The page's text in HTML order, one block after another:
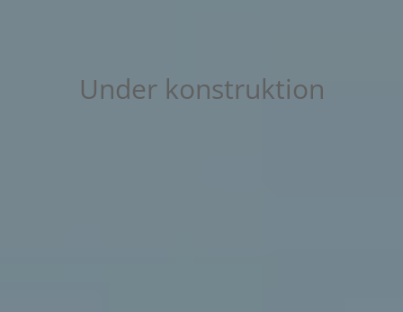
Under konstruktion